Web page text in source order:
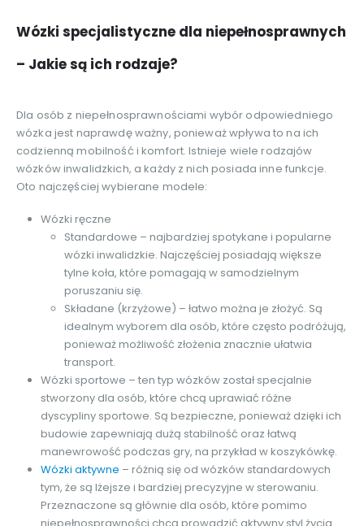
Wózki specjalistyczne dla niepełnosprawnych
– Jakie są ich rodzaje?
Dla osób z niepełnosprawnościami wybór odpowiedniego
wózka jest naprawdę ważny, ponieważ wpływa to na ich
codzienną mobilność i komfort. Istnieje wiele rodzajów
wózków inwalidzkich, a każdy z nich posiada inne funkcje.
Oto najczęściej wybierane modele:
Wózki ręczne
Standardowe – najbardziej spotykane i popularne
wózki inwalidzkie. Najczęściej posiadają większe
tylne koła, które pomagają w samodzielnym
poruszaniu się.
Składane (krzyżowe) – łatwo można je złożyć. Są
idealnym wyborem dla osób, które często podróżują,
ponieważ możliwość złożenia znacznie ułatwia
transport.
Wózki sportowe – ten typ wózków został specjalnie
stworzony dla osób, które chcą uprawiać różne
dyscypliny sportowe. Są bezpieczne, ponieważ dzięki ich
budowie zapewniają dużą stabilność oraz łatwą
manewrowość podczas gry, na przykład w koszykówkę.
Wózki aktywne – różnią się od wózków standardowych
tym, że są lżejsze i bardziej precyzyjne w sterowaniu.
Przeznaczone są głównie dla osób, które pomimo